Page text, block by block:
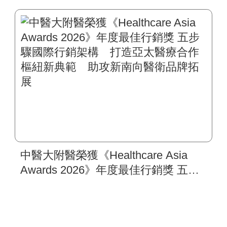
東馬
中醫大附醫榮獲《Healthcare Asia
Awards 2026》年度最佳行銷獎 五步